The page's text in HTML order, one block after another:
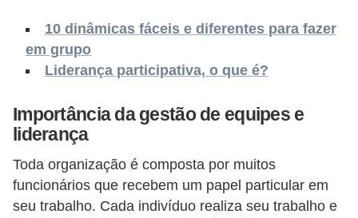
10 dinâmicas fáceis e diferentes para fazer
em grupo
Liderança participativa, o que é?
Importância da gestão de equipes e
liderança
Toda organização é composta por muitos
funcionários que recebem um papel particular em
seu trabalho. Cada indivíduo realiza seu trabalho e
n
r
o
l
e
d